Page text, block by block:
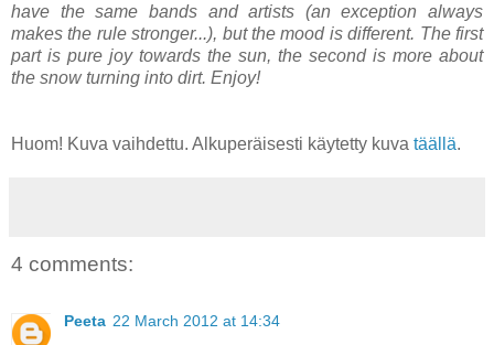
have the same bands and artists (an exception always
makes the rule stronger...), but the mood is different. The first
part is pure joy towards the sun, the second is more about
the snow turning into dirt. Enjoy!
Huom! Kuva vaihdettu. Alkuperäisesti käytetty kuva täällä.
4 comments:
Peeta 22 March 2012 at 14:34